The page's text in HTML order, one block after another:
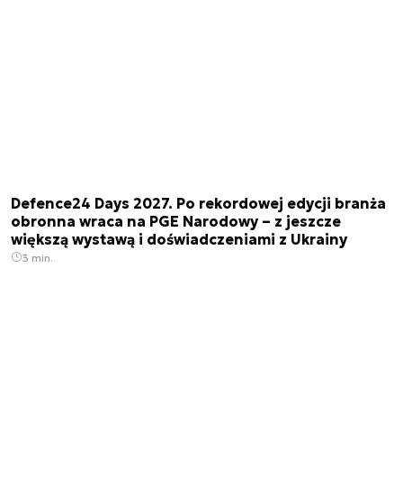
Defence24 Days 2027. Po rekordowej edycji branża
obronna wraca na PGE Narodowy – z jeszcze
większą wystawą i doświadczeniami z Ukrainy
3 min.